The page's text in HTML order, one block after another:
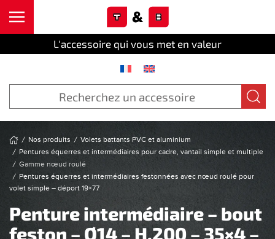
L'accessoire qui vous met en valeur
Nos produits
Volets battants PVC et aluminium
Pentures équerres et intermédiaires pour cadre, vantail simple et multiple
Gamme nœud roulé
Pentures équerres et intermédiaires festonnées avec nœud roulé pour
volet simple – déport 19×77
Penture intermédiaire – bout
feston – Ø14 – H.200 – 35×4 –
Cookies management panel